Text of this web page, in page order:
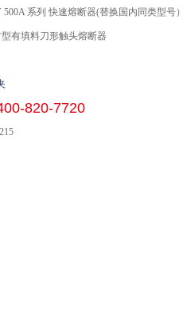
500A 系列 快速熔断器(替换国内同类型号）
有填料刀形触头熔断器
820-7720